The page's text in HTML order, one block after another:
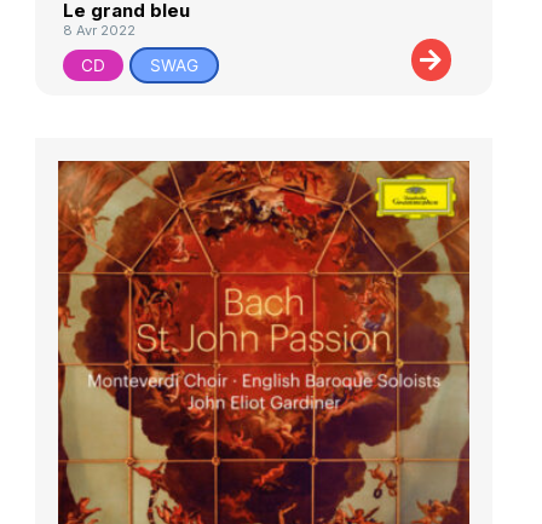
Le grand bleu
8 Avr 2022
CD SWAG